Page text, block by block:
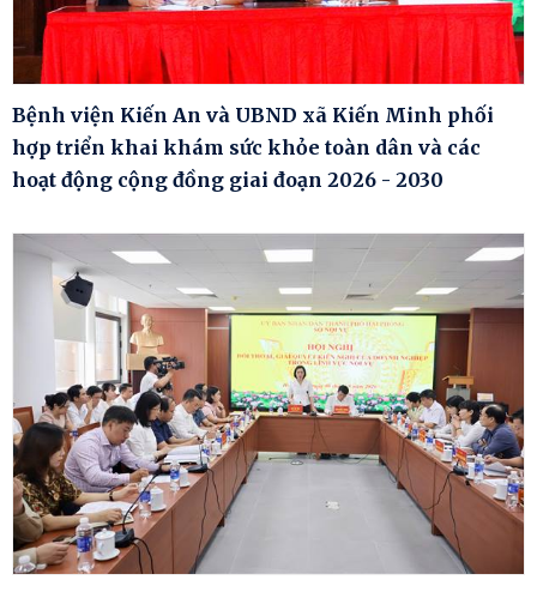
Bệnh viện Kiến An và UBND xã Kiến Minh phối
hợp triển khai khám sức khỏe toàn dân và các
hoạt động cộng đồng giai đoạn 2026 - 2030